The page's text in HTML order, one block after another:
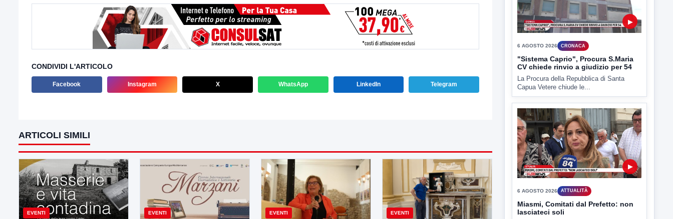
CONDIVIDI L'ARTICOLO
Facebook Instagram X WhatsApp LinkedIn Telegram
ARTICOLI SIMILI
EVENTI EVENTI EVENTI EVENTI
▶
6 AGOSTO 2026 CRONACA
"Sistema Caprio", Procura S.Maria
CV chiede rinvio a giudizio per 54
La Procura della Repubblica di Santa
Capua Vetere chiude le...
▶
6 AGOSTO 2026 ATTUALITÀ
Miasmi, Comitati dal Prefetto: non
lasciateci soli